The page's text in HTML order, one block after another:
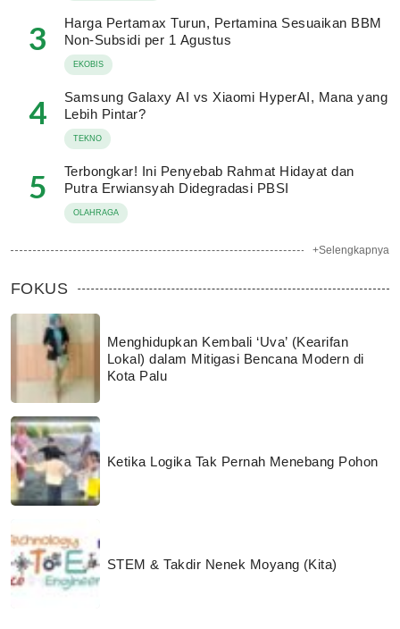
3
Harga Pertamax Turun, Pertamina Sesuaikan BBM
Non-Subsidi per 1 Agustus
EKOBIS
4
Samsung Galaxy AI vs Xiaomi HyperAI, Mana yang
Lebih Pintar?
TEKNO
5
Terbongkar! Ini Penyebab Rahmat Hidayat dan
Putra Erwiansyah Didegradasi PBSI
OLAHRAGA
+Selengkapnya
FOKUS
Menghidupkan Kembali ‘Uva’ (Kearifan
Lokal) dalam Mitigasi Bencana Modern di
Kota Palu
Ketika Logika Tak Pernah Menebang Pohon
STEM & Takdir Nenek Moyang (Kita)